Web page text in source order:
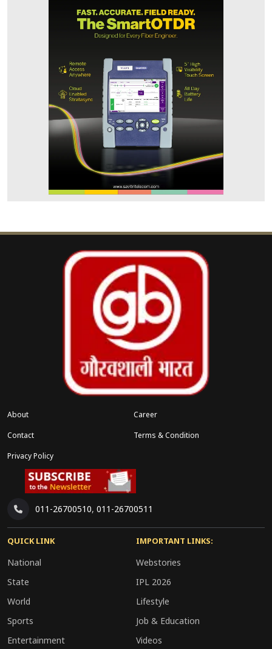
About
Career
Contact
Terms & Condition
Privacy Policy
011-26700510, 011-26700511
QUICK LINK
National
State
World
Sports
Entertainment
IMPORTANT LINKS:
Webstories
IPL 2026
Lifestyle
Job & Education
Videos